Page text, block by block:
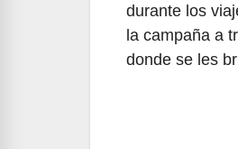
durante los
la campaña a
donde se les